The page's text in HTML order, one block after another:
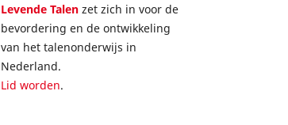
Levende Talen zet zich in voor de
bevordering en de ontwikkeling
van het talenonderwijs in
Nederland.
Lid worden.